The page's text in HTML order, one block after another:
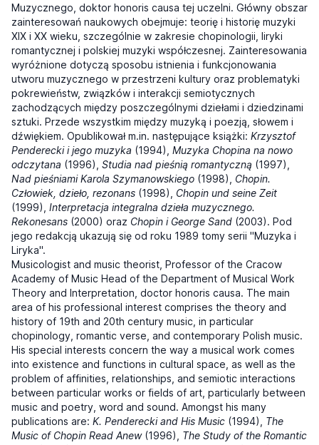
Muzycznego, doktor honoris causa tej uczelni. Główny obszar
zainteresowań naukowych obejmuje: teorię i historię muzyki
XIX i XX wieku, szczególnie w zakresie chopinologii, liryki
romantycznej i polskiej muzyki współczesnej. Zainteresowania
wyróżnione dotyczą sposobu istnienia i funkcjonowania
utworu muzycznego w przestrzeni kultury oraz problematyki
pokrewieństw, związków i interakcji semiotycznych
zachodzących między poszczególnymi dziełami i dziedzinami
sztuki. Przede wszystkim między muzyką i poezją, słowem i
dźwiękiem. Opublikował m.in. następujące książki: Krzysztof
Penderecki i jego muzyka (1994), Muzyka Chopina na nowo
odczytana (1996), Studia nad pieśnią romantyczną (1997),
Nad pieśniami Karola Szymanowskiego (1998), Chopin.
Człowiek, dzieło, rezonans (1998), Chopin und seine Zeit
(1999), Interpretacja integralna dzieła muzycznego.
Rekonesans (2000) oraz Chopin i George Sand (2003). Pod
jego redakcją ukazują się od roku 1989 tomy serii "Muzyka i
Liryka".
Musicologist and music theorist, Professor of the Cracow
Academy of Music Head of the Department of Musical Work
Theory and Interpretation, doctor honoris causa. The main
area of his professional interest comprises the theory and
history of 19th and 20th century music, in particular
chopinology, romantic verse, and contemporary Polish music.
His special interests concern the way a musical work comes
into existence and functions in cultural space, as well as the
problem of affinities, relationships, and semiotic interactions
between particular works or fields of art, particularly between
music and poetry, word and sound. Amongst his many
publications are: K. Penderecki and His Music (1994), The
Music of Chopin Read Anew (1996), The Study of the Romantic